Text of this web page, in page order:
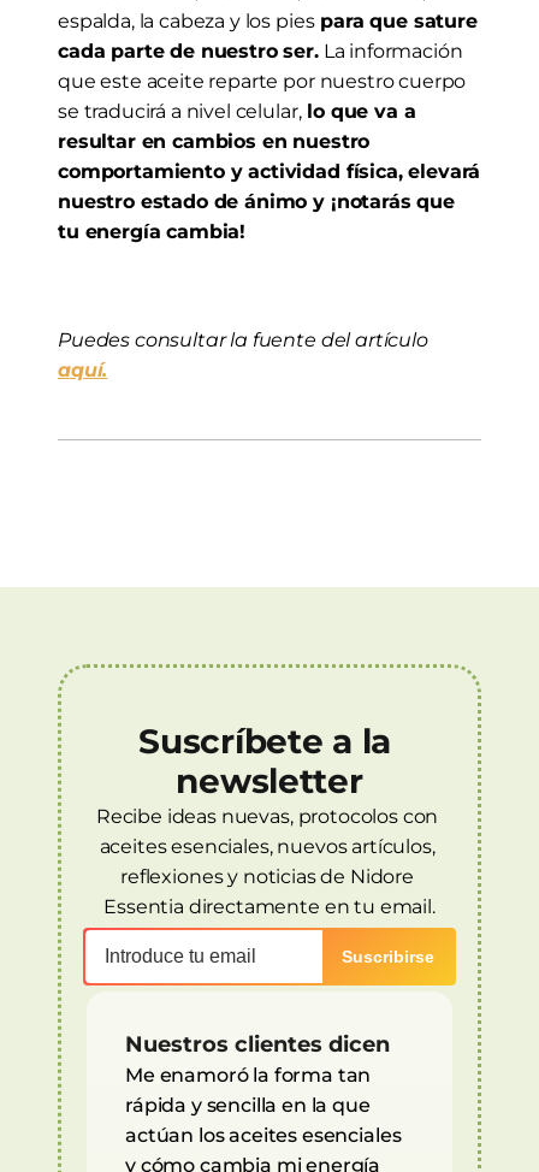
espalda, la cabeza y los pies para que sature
cada parte de nuestro ser. La información
que este aceite reparte por nuestro cuerpo
se traducirá a nivel celular, lo que va a
resultar en cambios en nuestro
comportamiento y actividad física, elevará
nuestro estado de ánimo y ¡notarás que
tu energía cambia!
Puedes consultar la fuente del artículo
aquí.
Suscríbete a la
newsletter
Recibe ideas nuevas, protocolos con
aceites esenciales, nuevos artículos,
reflexiones y noticias de Nidore
Essentia directamente en tu email.
Nuestros clientes dicen
Me enamoró la forma tan
rápida y sencilla en la que
actúan los aceites esenciales
y cómo cambia mi energía